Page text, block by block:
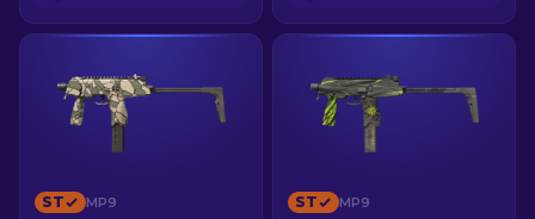
ST MP9 ST MP9